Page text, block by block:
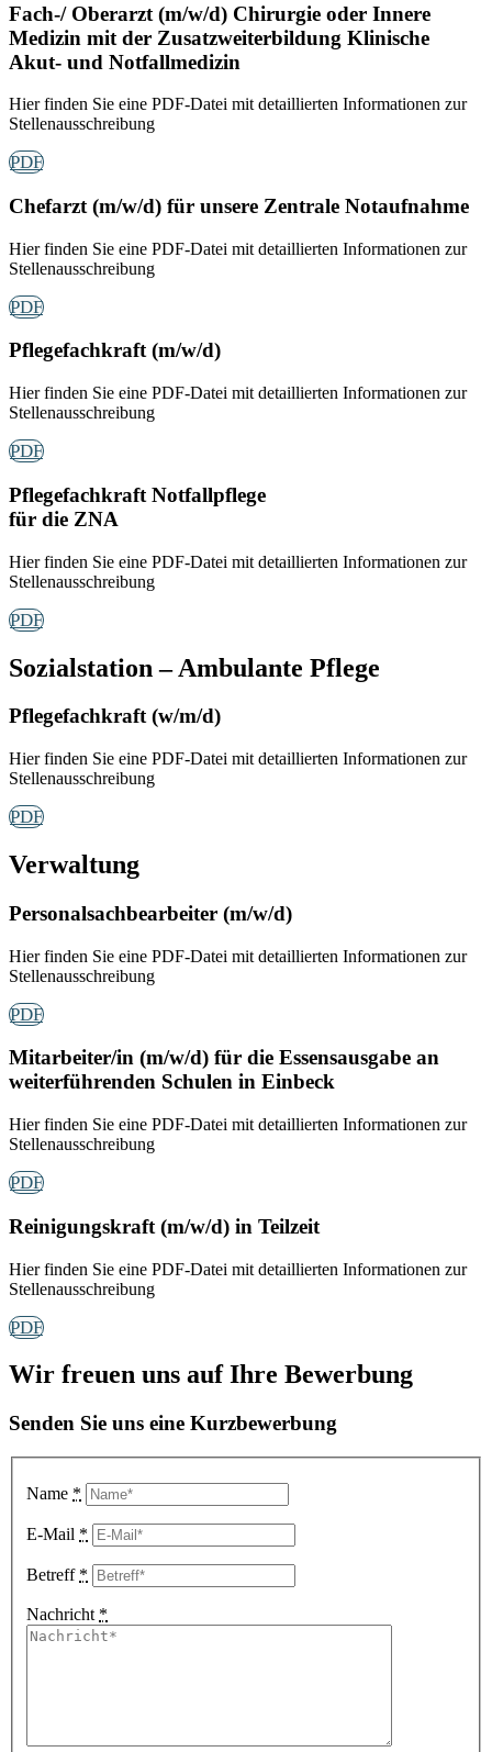
Fach-/ Oberarzt (m/w/d) Chirurgie oder Innere
Medizin mit der Zusatzweiterbildung Klinische
Akut- und Notfallmedizin
Hier finden Sie eine PDF-Datei mit detaillierten Informationen zur
Stellenausschreibung
PDF
Chefarzt (m/w/d) für unsere Zentrale Notaufnahme
Hier finden Sie eine PDF-Datei mit detaillierten Informationen zur
Stellenausschreibung
PDF
Pflegefachkraft (m/w/d)
Hier finden Sie eine PDF-Datei mit detaillierten Informationen zur
Stellenausschreibung
PDF
Pflegefachkraft Notfallpflege
für die ZNA
Hier finden Sie eine PDF-Datei mit detaillierten Informationen zur
Stellenausschreibung
PDF
Sozialstation – Ambulante Pflege
Pflegefachkraft (w/m/d)
Hier finden Sie eine PDF-Datei mit detaillierten Informationen zur
Stellenausschreibung
PDF
Verwaltung
Personalsachbearbeiter (m/w/d)
Hier finden Sie eine PDF-Datei mit detaillierten Informationen zur
Stellenausschreibung
PDF
Mitarbeiter/in (m/w/d) für die Essensausgabe an
weiterführenden Schulen in Einbeck
Hier finden Sie eine PDF-Datei mit detaillierten Informationen zur
Stellenausschreibung
PDF
Reinigungskraft (m/w/d) in Teilzeit
Hier finden Sie eine PDF-Datei mit detaillierten Informationen zur
Stellenausschreibung
PDF
Wir freuen uns auf Ihre Bewerbung
Senden Sie uns eine Kurzbewerbung
Name *
E-Mail *
Betreff *
Nachricht *